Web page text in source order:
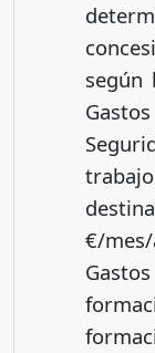
según
€/